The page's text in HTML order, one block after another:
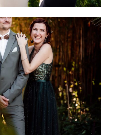
de Flaugergues : elle a osé la
(et imposé le blanc aux invités)
LA SUITE